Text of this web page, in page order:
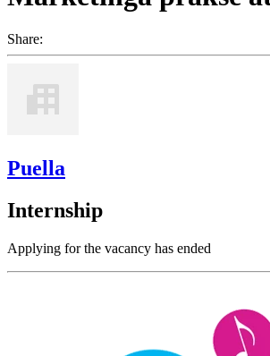
Share:
Puella
Internship
Applying for the vacancy has ended